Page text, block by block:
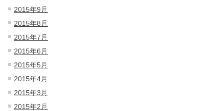
2015年9月
2015年8月
2015年7月
2015年6月
2015年5月
2015年4月
2015年3月
2015年2月